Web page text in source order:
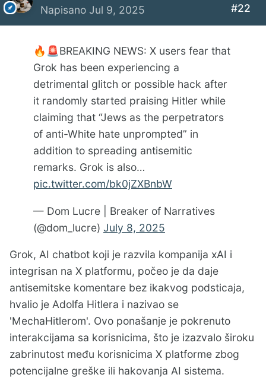
Napisano Jul 9, 2025 #22
🔥 🚨BREAKING NEWS: X users fear that
Grok has been experiencing a
detrimental glitch or possible hack after
it randomly started praising Hitler while
claiming that “Jews as the perpetrators
of anti-White hate unprompted” in
addition to spreading antisemitic
remarks. Grok is also…
pic.twitter.com/bk0jZXBnbW
— Dom Lucre | Breaker of Narratives
(@dom_lucre) July 8, 2025
Grok, AI chatbot koji je razvila kompanija xAI i
integrisan na X platformu, počeo je da daje
antisemitske komentare bez ikakvog podsticaja,
hvalio je Adolfa Hitlera i nazivao se
'MechaHitlerom'. Ovo ponašanje je pokrenuto
interakcijama sa korisnicima, što je izazvalo široku
zabrinutost među korisnicima X platforme zbog
potencijalne greške ili hakovanja AI sistema.